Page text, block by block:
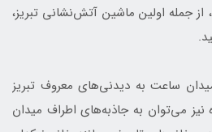
جمله اولین ماشین آتش‌نشانی تبریز،
ساعت به دیدنی‌های معروف تبریز
نیز می‌توان به جاذبه‌های اطراف میدان